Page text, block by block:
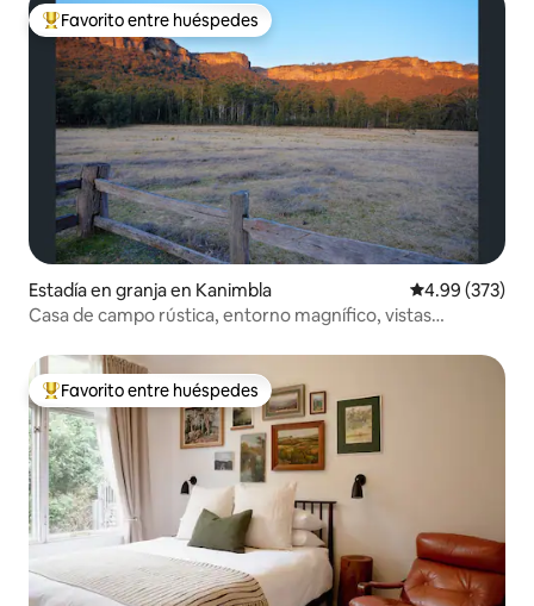
Favorito entre huéspedes preferido
Favorito entre huéspedes
Estadía en granja en Kanimbla Calificación
4.99 (373)
Casa de campo rústica, entorno magnífico, vistas
Favorito entre huéspedes preferido
Favorito entre huéspedes